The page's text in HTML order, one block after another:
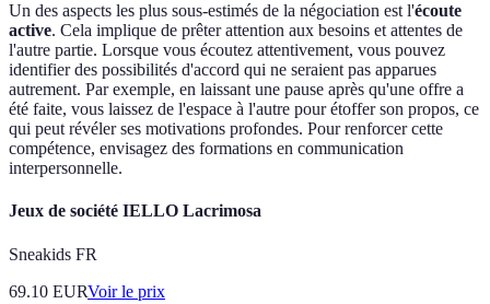
Un des aspects les plus sous-estimés de la négociation est l'écoute
active. Cela implique de prêter attention aux besoins et attentes de
l'autre partie. Lorsque vous écoutez attentivement, vous pouvez
identifier des possibilités d'accord qui ne seraient pas apparues
autrement. Par exemple, en laissant une pause après qu'une offre a
été faite, vous laissez de l'espace à l'autre pour étoffer son propos, ce
qui peut révéler ses motivations profondes. Pour renforcer cette
compétence, envisagez des formations en communication
interpersonnelle.
Jeux de société IELLO Lacrimosa
Sneakids FR
69.10 EURVoir le prix